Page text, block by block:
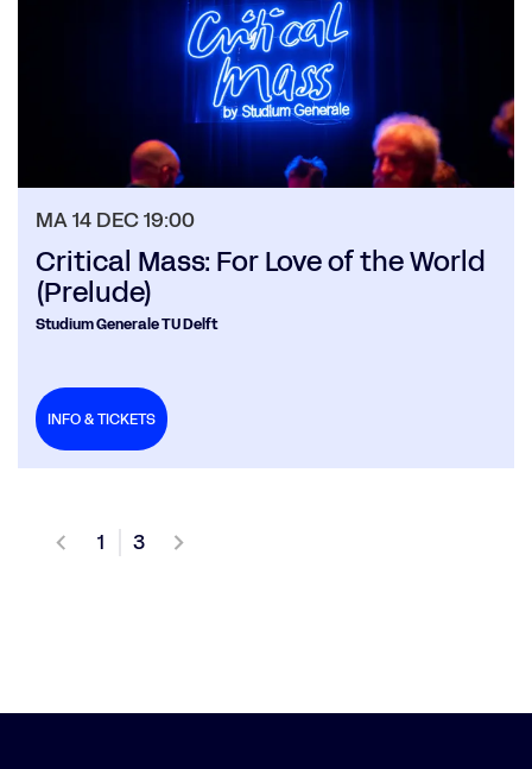
Critical Mass: For Love of the World
(Prelude)
Studium Generale TU Delft
MA 14 DEC19:00
INFO & TICKETS
1 3